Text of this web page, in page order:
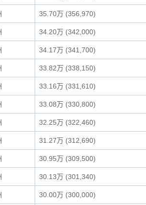
35.70万 (356,970)
34.20万 (342,000)
34.17万 (341,700)
33.82万 (338,150)
33.16万 (331,610)
33.08万 (330,800)
32.25万 (322,460)
31.27万 (312,690)
30.95万 (309,500)
30.13万 (301,340)
30.00万 (300,000)